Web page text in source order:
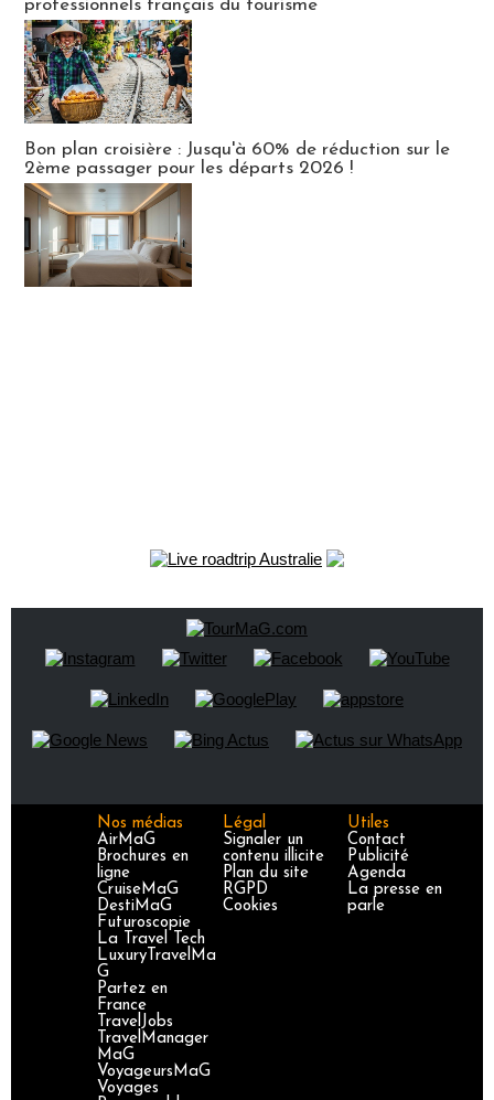
professionnels français du tourisme
Bon plan croisière : Jusqu'à 60% de réduction sur le
2ème passager pour les départs 2026 !
Nos médias
AirMaG
Brochures en
ligne
CruiseMaG
DestiMaG
Futuroscopie
La Travel Tech
LuxuryTravelMa
G
Partez en
France
TravelJobs
TravelManager
MaG
VoyageursMaG
Voyages
Légal
Signaler un
contenu illicite
Plan du site
RGPD
Cookies
Utiles
Contact
Publicité
Agenda
La presse en
parle